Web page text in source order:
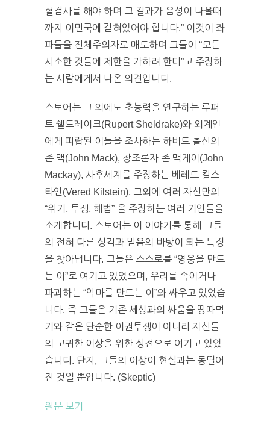
혈검사를 해야 하며 그 결과가 음성이 나올때
까지 이민국에 갇혀있어야 합니다.” 이것이 좌
파들을 전체주의자로 매도하며 그들이 “모든
사소한 것들에 제한을 가하려 한다”고 주장하
는 사람에게서 나온 의견입니다.
스토어는 그 외에도 초능력을 연구하는 루퍼
트 쉘드레이크(Rupert Sheldrake)와 외계인
에게 피랍된 이들을 조사하는 하버드 출신의
존 맥(John Mack), 창조론자 존 맥케이(John
Mackay), 사후세계를 주장하는 베레드 킬스
타인(Vered Kilstein), 그외에 여러 자신만의
“위기, 투쟁, 해법” 을 주장하는 여러 기인들을
소개합니다. 스토어는 이 이야기를 통해 그들
의 전혀 다른 성격과 믿음의 바탕이 되는 특징
을 찾아냅니다. 그들은 스스로를 “영웅을 만드
는 이”로 여기고 있었으며, 우리를 속이거나
파괴하는 “악마를 만드는 이”와 싸우고 있었습
니다. 즉 그들은 기존 세상과의 싸움을 땅따먹
기와 같은 단순한 이권투쟁이 아니라 자신들
의 고귀한 이상을 위한 성전으로 여기고 있었
습니다. 단지, 그들의 이상이 현실과는 동떨어
진 것일 뿐입니다. (Skeptic)
원문 보기